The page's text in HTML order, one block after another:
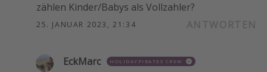
zählen Kinder/Babys als Vollzahler?
25. JANUAR 2023, 21:34
EckMarc HOLIDAYPIRATES CREW